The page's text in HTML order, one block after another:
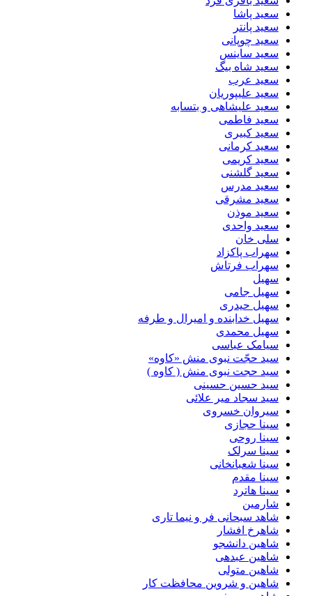
سعید پاشا
سعید پانتر
سعید چوپانی
سعید ساینس
سعید شاه بیگ
سعید عرب
سعید علیپوریان
سعید علیشاهی و بتسابه
سعید فاطمی
سعید کبیری
سعید کرمانی
سعید کریمی
سعید گلشنی
سعید مدرس
سعید مشرقی
سعید موذن
سعید واحدی
سلی خان
سهراب پاکزاد
سهراب فرتاش
سهیل
سهیل جامی
سهیل حیدری
سهیل خدابنده و امیرال و طرفه
سهیل محمدی
سیامک عباسی
سید حجّت نبوی منش «کاوه»
سید حجت نبوی منش ( کاوه )
سید حسین حسینى
سید سجاد میر علائی
سیروان خسروی
سینا حجازی
سینا روحی
سینا سرلک
سینا شعبانخانی
سینا مقدم
سینا هاترد
شارمین
شاهد سبحانی فر و نیما تاری
شاهرخ افشار
شاهین دانشجو
شاهین عبدهی
شاهین متولی
شاهین و شروین محافظت کار